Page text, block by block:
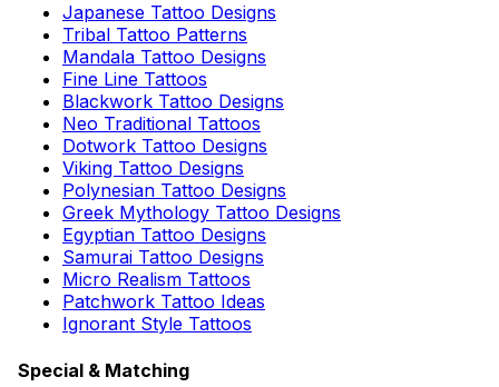
Japanese Tattoo Designs
Tribal Tattoo Patterns
Mandala Tattoo Designs
Fine Line Tattoos
Blackwork Tattoo Designs
Neo Traditional Tattoos
Dotwork Tattoo Designs
Viking Tattoo Designs
Polynesian Tattoo Designs
Greek Mythology Tattoo Designs
Egyptian Tattoo Designs
Samurai Tattoo Designs
Micro Realism Tattoos
Patchwork Tattoo Ideas
Ignorant Style Tattoos
Special & Matching